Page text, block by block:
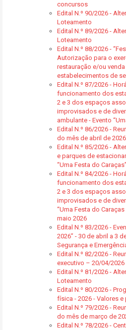
concursos
Edital N.º 90/2026 -
Loteamento
Edital N.º 89/2026 -
Loteamento
Edital N.º 88/2026 -
Autorização para o
restauração e/ou
estabelecimentos de
Edital N.º 87/2026 -
funcionamento dos
2 e 3 dos espaços
improvisados e de
ambulante - Evento
Edital N.º 86/2026 -
do mês de abril de
Edital N.º 85/2026 -
e parques de
“Uma Festa do Caraças”
Edital N.º 84/2026 -
funcionamento dos
2 e 3 dos espaços
improvisados e de
“Uma Festa do
maio 2026
Edital N.º 83/2026 -
2026” - 30 de abril a 3
Segurança e
Edital N.º 82/2026 -
executivo – 20/04/2026
Edital N.º 81/2026 -
Loteamento
Edital N.º 80/2026 -
física - 2026 - Valores e
Edital N.º 79/2026 -
do mês de março de
Edital N.º 78/2026 -